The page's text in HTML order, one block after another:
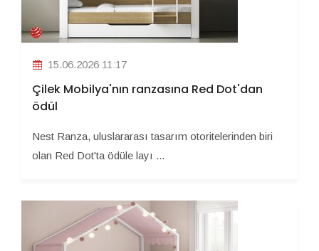
15.06.2026 11:17
Çilek Mobilya'nın ranzasına Red Dot'dan
ödül
Nest Ranza, uluslararası tasarım otoritelerinden biri
olan Red Dot'ta ödüle layı ...